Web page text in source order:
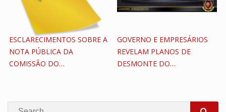
ESCLARECIMENTOS SOBRE A
NOTA PÚBLICA DA
COMISSÃO DO…
GOVERNO E EMPRESÁRIOS
REVELAM PLANOS DE
DESMONTE DO…
Search